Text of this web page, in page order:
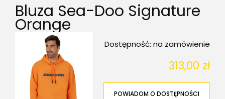
Bluza Sea-Doo Signature
Orange
Dostępność: na zamówienie
313,00 zł
POWIADOM O DOSTĘPNOŚCI